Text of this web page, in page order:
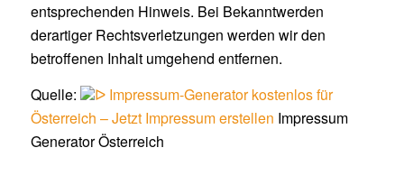
entsprechenden Hinweis. Bei Bekanntwerden
derartiger Rechtsverletzungen werden wir den
betroffenen Inhalt umgehend entfernen.
Quelle:
ᐅ Impressum-Generator kostenlos für
Österreich – Jetzt Impressum erstellen Impressum
Generator Österreich